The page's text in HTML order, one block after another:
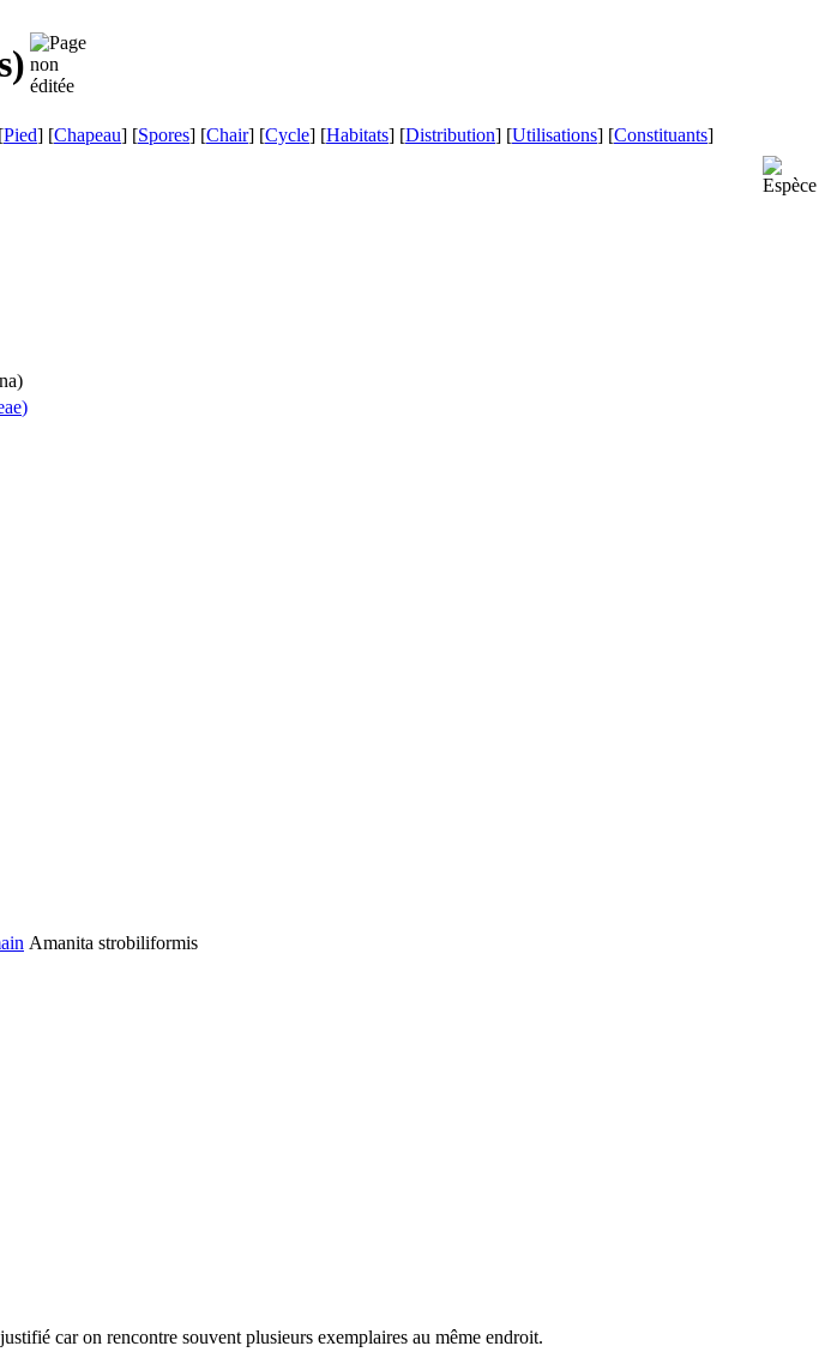
)
Pied] [Chapeau] [Spores] [Chair] [Cycle] [Habitats] [Distribution] [Utilisations] [Constituants]
)
)
Amanita strobiliformis
car on rencontre souvent plusieurs exemplaires au même endroit.